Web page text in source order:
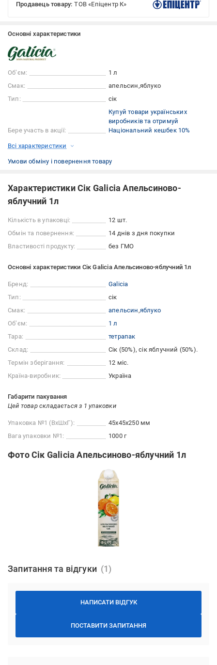
Продавець товару: ТОВ «Епіцентр К»
Основні характеристики
Об’єм:
1 л
Смак:
апельсин яблуко
Тип:
сік
Бере участь в акції:
Купуй товари українських
виробників та отримуй
Національний кешбек 10%
Всі характеристики
Умови обміну і повернення товару
Характеристики Сік Galicia Апельсиново-
яблучний 1л
Кількість в упаковці:
12 шт.
Обмін та повернення:
14 днів з дня покупки
Властивості продукту:
без ГМО
Основні характеристики Сік Galicia Апельсиново-яблучний 1л
Бренд:
Galicia
Тип:
сік
Смак:
апельсин яблуко
Об’єм:
1 л
Тара:
тетрапак
Склад:
Сік (50%), сік яблучний (50%).
Термін зберігання:
12 міс.
Країна-виробник:
Україна
Габарити пакування
Цей товар складається з 1 упаковки
Упаковка №1 (ВхШхГ):
45x45x250 мм
Вага упаковки №1:
1000 г
Фото Сік Galicia Апельсиново-яблучний 1л
Запитання та відгуки
НАПИСАТИ ВІДГУК
ПОСТАВИТИ ЗАПИТАННЯ